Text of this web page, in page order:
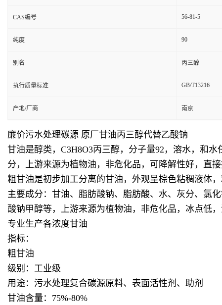
CAS编号 56-81-5
纯度 90
别名 丙三醇
执行质量标准 GB/T13216
产地/厂商 南京
廉价污水处理碳源 原厂甘油丙三醇代替乙酸钠
甘油是醇类，C3H8O3丙三醇，分子量92，溶水，和
分，上游来源为植物油，非危化品，可降解性好，直
粗甘油是初步加工分离的甘油，外观呈棕色粘稠液体
主要成分：甘油、脂肪酸钠、脂肪酸、水、灰分、氯
酸钠甲醇等，上游来源为植物油，非危化品，冰点低
专业生产各浓度甘油
指标：
粗甘油
级别：工业级
用途：污水处理复合碳源原料、表面活性剂、助剂
甘油含量：75%-80%